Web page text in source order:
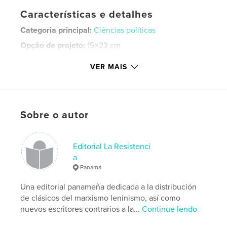
Características e detalhes
Categoria principal: Ciências políticas
Opção de projeto: 15×23 cm
IdiomaSpanish
eurocomunismo
VER MAIS
Sobre o autor
Editorial La Resistenci
a
Panamá
Una editorial panameña dedicada a la distribución
de clásicos del marxismo leninismo, así como
nuevos escritores contrarios a la...Continue lendo